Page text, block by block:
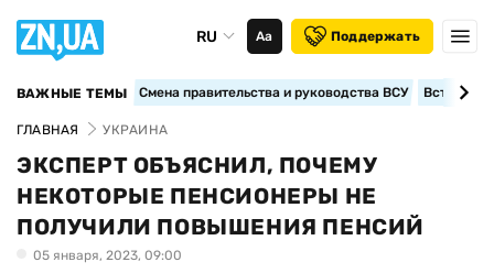
RU Аа Поддержать
ВАЖНЫЕ ТЕМЫ Смена правительства и руководства ВСУ
ГЛАВНАЯ УКРАИНА
ЭКСПЕРТ ОБЪЯСНИЛ, ПОЧЕМУ
НЕКОТОРЫЕ ПЕНСИОНЕРЫ НЕ
ПОЛУЧИЛИ ПОВЫШЕНИЯ ПЕНСИЙ
05 января, 2023, 09:00